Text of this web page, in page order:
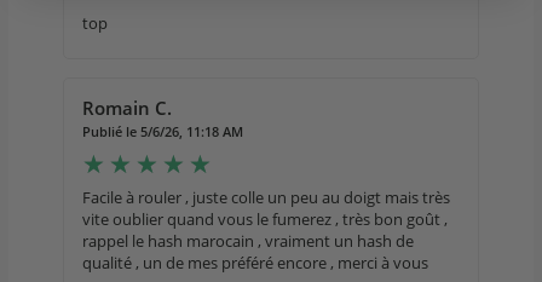
top
Romain C.
Publié le 5/6/26, 11:18 AM
Facile à rouler , juste colle un peu au doigt mais très
vite oublier quand vous le fumerez , très bon goût ,
rappel le hash marocain , vraiment un hash de
qualité , un de mes préféré encore , merci à vous